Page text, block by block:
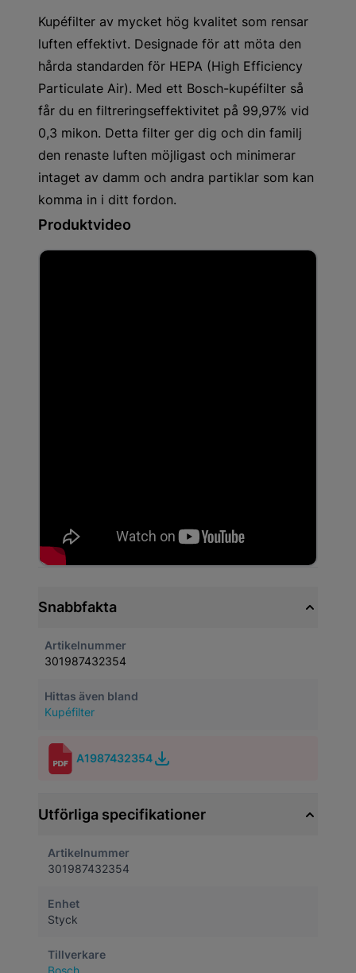
Kupéfilter av mycket hög kvalitet som rensar
luften effektivt. Designade för att möta den
hårda standarden för HEPA (High Efficiency
Particulate Air). Med ett Bosch-kupéfilter så
får du en filtreringseffektivitet på 99,97% vid
0,3 mikon. Detta filter ger dig och din familj
den renaste luften möjligast och minimerar
intaget av damm och andra partiklar som kan
komma in i ditt fordon.
Produktvideo
Snabbfakta
Artikelnummer
301987432354
Hittas även bland
Kupéfilter
A1987432354
Utförliga specifikationer
Artikelnummer
301987432354
Enhet
Styck
Tillverkare
Bosch